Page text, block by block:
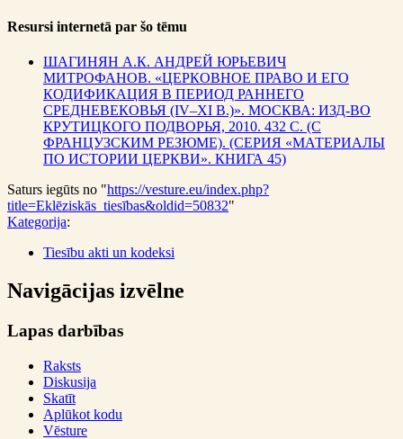
Resursi internetā par šo tēmu
ШАГИНЯН А.К. АНДРЕЙ ЮРЬЕВИЧ
МИТРОФАНОВ. «ЦЕРКОВНОЕ ПРАВО И ЕГО
КОДИФИКАЦИЯ В ПЕРИОД РАННЕГО
СРЕДНЕВЕКОВЬЯ (IV–XI В.)». МОСКВА: ИЗД-ВО
КРУТИЦКОГО ПОДВОРЬЯ, 2010. 432 С. (С
ФРАНЦУЗСКИМ РЕЗЮМЕ). (СЕРИЯ «МАТЕРИАЛЫ
ПО ИСТОРИИ ЦЕРКВИ». КНИГА 45)
Saturs iegūts no "https://vesture.eu/index.php?
title=Eklēziskās_tiesības&oldid=50832"
Kategorija:
Tiesību akti un kodeksi
Navigācijas izvēlne
Lapas darbības
Raksts
Diskusija
Skatīt
Aplūkot kodu
Vēsture